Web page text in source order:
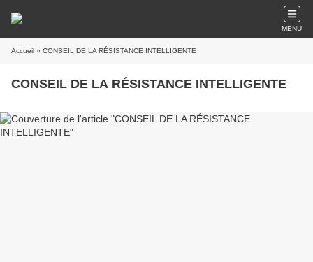
MENU
Accueil » CONSEIL DE LA RÉSISTANCE INTELLIGENTE
CONSEIL DE LA RÉSISTANCE INTELLIGENTE